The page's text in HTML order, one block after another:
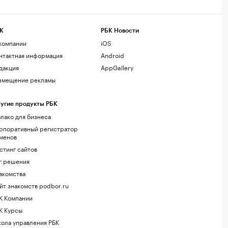
информация
рекламы
продукты РБК
для бизнеса
регистратор
сайтов
знакомств podbor.ru
Компании
Курсы
управления РБК
РБК Новости
iOS
Android
AppGallery